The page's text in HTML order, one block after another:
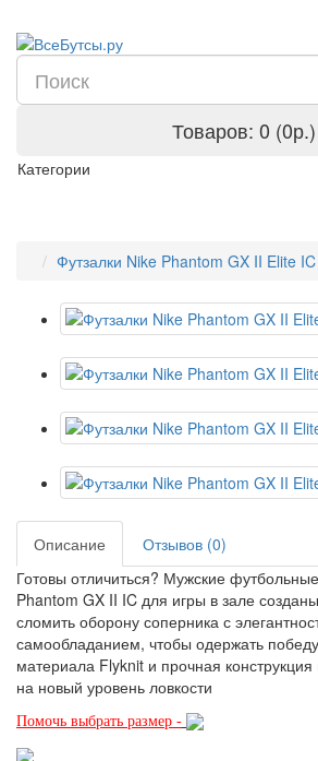
Товаров: 0 (0р.)
Категории
Футзалки Nike Phantom GX II Elite
Описание
Отзывов (0)
Готовы отличиться? Мужские
Phantom GX II IC для игры в зале
сломить оборону соперника с
самообладанием, чтобы одержать
материала Flyknit и прочная конструкция
на новый уровень ловкости
Помочь выбрать размер -